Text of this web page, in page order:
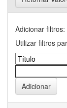
Adicionar filtros:
Utilizar filtros